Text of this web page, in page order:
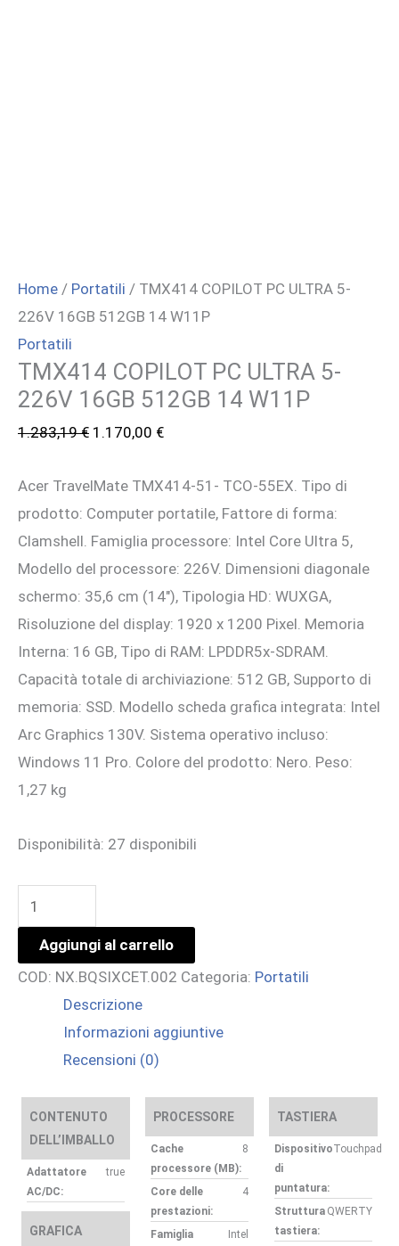
Home / Portatili / TMX414 COPILOT PC ULTRA 5-
226V 16GB 512GB 14 W11P
Portatili
TMX414 COPILOT PC ULTRA 5-
226V 16GB 512GB 14 W11P
1.283,19€ Il
originale
era:
1.283,19 €.
1.170,00 €Il
attuale
è:
1.170,00 €.
Acer TravelMate TMX414-51- TCO-55EX. Tipo di
prodotto: Computer portatile, Fattore di forma:
Clamshell. Famiglia processore: Intel Core Ultra 5,
Modello del processore: 226V. Dimensioni diagonale
schermo: 35,6 cm (14″), Tipologia HD: WUXGA,
Risoluzione del display: 1920 x 1200 Pixel. Memoria
Interna: 16 GB, Tipo di RAM: LPDDR5x-SDRAM.
Capacità totale di archiviazione: 512 GB, Supporto di
memoria: SSD. Modello scheda grafica integrata: Intel
Arc Graphics 130V. Sistema operativo incluso:
Windows 11 Pro. Colore del prodotto: Nero. Peso:
1,27 kg
Disponibilità: 27 disponibili
TMX414
COPILOT
ULTRA
14
W11P
quantità
Aggiungi al carrello
COD: NX.BQSIXCET.002 Categoria: Portatili
Descrizione
Informazioni aggiuntive
Recensioni (0)
CONTENUTO
DELL’IMBALLO
Adattatore
AC/DC:
true
GRAFICA
PROCESSORE
Cache
processore (MB):
8
Core delle
prestazioni:
4
Famiglia
Intel
TASTIERA
Dispositivo
di
puntatura:
Touchpad
Struttura
tastiera:
QWERTY